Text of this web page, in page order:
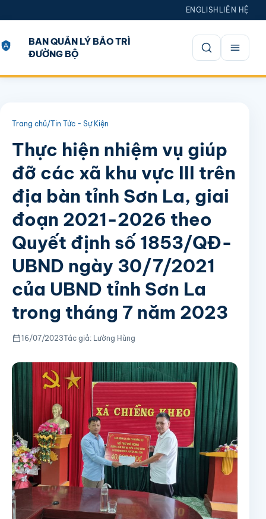
ENGLISH LIÊN HỆ
BAN QUẢN LÝ BẢO TRÌ
ĐƯỜNG BỘ
Mở tìm kiếm
Trang chủ/Tin Tức - Sự Kiện
Thực hiện nhiệm vụ giúp
đỡ các xã khu vực III trên
địa bàn tỉnh Sơn La, giai
đoạn 2021-2026 theo
Quyết định số 1853/QĐ-
UBND ngày 30/7/2021
của UBND tỉnh Sơn La
trong tháng 7 năm 2023
16/07/2023Tác giả: Lường Hùng